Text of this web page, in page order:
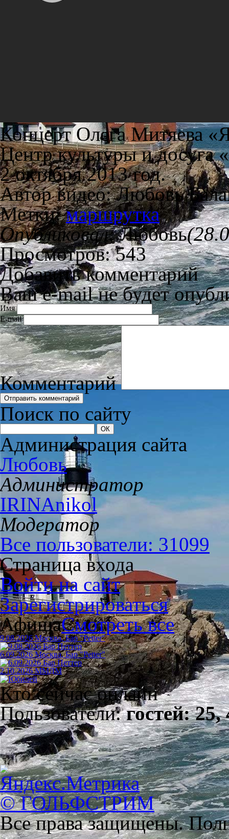
Концерт Олега Митяева
Центр культуры и досуга
2 октября 2013 год.
Автор видео: Любовь
Метки:маршрутка
Опубликовал:Любовь
Просмотров: 543
Добавить комментарий
Ваш e-mail не будет
Имя
E-mail
Комментарий
Поиск по сайту
Администрация сайта
Любовь
Администратор
IRINAnikol
Модератор
Все пользователи: 31099
Страница входа
Войти на сайт
Зарегистрироваться
АфишаСмотреть все
9.08.2026 Москва, Бар "Petter"
6.09.2026 Москва, Бар "Petter"
2.10.2026 ММДМ
Кто сейчас онлайн
Пользователи:гостей: 25,
© ГОЛЬФСТРИМ
Все права защищены.